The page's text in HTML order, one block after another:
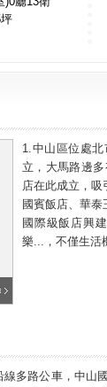
坪
1.中山區位處
立，大馬路邊
店在此成立，吸
國賓飯店、華
國際級飯店興
樂...，不僅生活
多路公車，中山